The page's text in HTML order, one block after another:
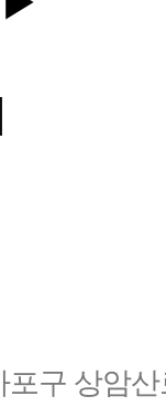
|
구 상암